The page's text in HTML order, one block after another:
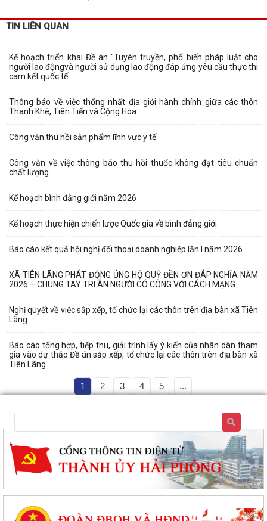
TIN LIÊN QUAN
Kế hoạch triển khai Đề án "Tuyên truyền, phổ biến pháp luật cho
người lao độngvà người sử dụng lao động đáp ứng yêu cầu thực thi
cam kết quốc tế...
Thông báo về việc thống nhất địa giới hành chính giữa các thôn
Thanh Khê, Tiên Tiến và Cộng Hòa
Công văn thu hồi sản phẩm lĩnh vực y tế
Công văn về việc thông báo thu hồi thuốc không đạt tiêu chuẩn
chất lượng
Kế hoạch bình đẳng giới năm 2026
Kế hoạch thực hiện chiến lược Quốc gia về bình đẳng giới
Báo cáo kết quả hội nghị đối thoại doanh nghiệp lần I năm 2026
XÃ TIÊN LÃNG PHÁT ĐỘNG ỦNG HỘ QUỸ ĐỀN ƠN ĐÁP NGHĨA NĂM
2026 – CHUNG TAY TRI ÂN NGƯỜI CÓ CÔNG VỚI CÁCH MẠNG
Nghị quyết về việc sắp xếp, tổ chức lại các thôn trên địa bàn xã Tiên
Lãng
Báo cáo tổng hợp, tiếp thu, giải trình lấy ý kiến của nhân dân tham
gia vào dự thảo Đề án sắp xếp, tổ chức lại các thôn trên địa bàn xã
Tiên Lãng
1 2 3 4 5 ...